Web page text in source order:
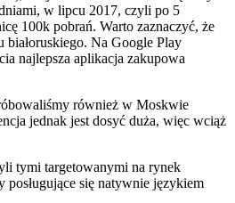
w lipcu 2017, czyli po 5
100k pobrań. Warto zaznaczyć, że
Na Google Play
najlepsza aplikacja zakupowa
również w Moskwie
jednak jest dosyć duża, więc wciąż
tymi targetowanymi na rynek
posługujące się natywnie językiem